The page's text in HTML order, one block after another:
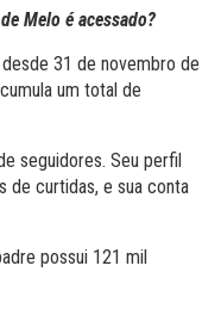
Melo é acessado?
31 de novembro de
um total de
seguidores. Seu perfil
de curtidas, e sua conta
possui 121 mil